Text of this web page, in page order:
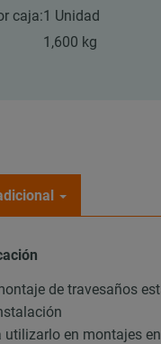
caja:1 Unidad
1,600 kg
de travesaños
utilizarlo en montajes